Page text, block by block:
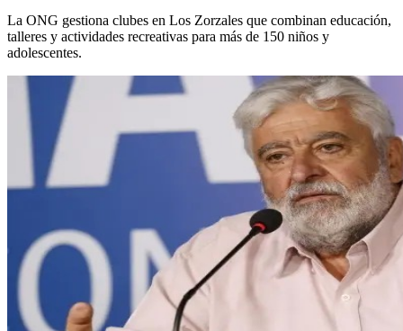
La ONG gestiona clubes en Los Zorzales que combinan educación,
talleres y actividades recreativas para más de 150 niños y
adolescentes.